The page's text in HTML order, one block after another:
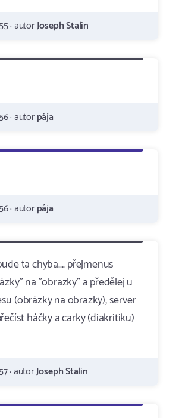
· autorJoseph Stalin
· autorpája
· autorpája
ta chyba.... přejmenus
na "obrazky" a předělej u
(obrázky na obrazky), server
háčky a carky (diakritiku)
· autorJoseph Stalin